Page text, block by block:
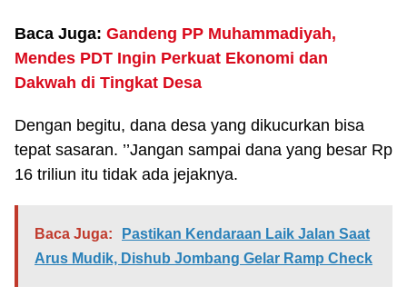
Baca Juga: Gandeng PP Muhammadiyah,
Mendes PDT Ingin Perkuat Ekonomi dan
Dakwah di Tingkat Desa
Dengan begitu, dana desa yang dikucurkan bisa
tepat sasaran. ’’Jangan sampai dana yang besar Rp
16 triliun itu tidak ada jejaknya.
Baca Juga:
Pastikan Kendaraan Laik Jalan Saat
Arus Mudik, Dishub Jombang Gelar Ramp Check